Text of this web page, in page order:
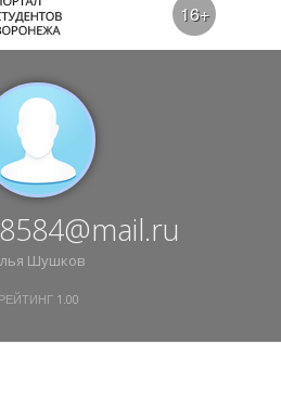
16+
Шушков
РЕЙТИНГ 1.00